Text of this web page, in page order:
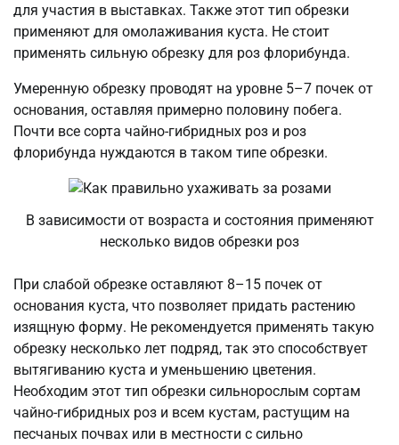
для участия в выставках. Также этот тип обрезки
применяют для омолаживания куста. Не стоит
применять сильную обрезку для роз флорибунда.
Умеренную обрезку проводят на уровне 5–7 почек от
основания, оставляя примерно половину побега.
Почти все сорта чайно-гибридных роз и роз
флорибунда нуждаются в таком типе обрезки.
В зависимости от возраста и состояния применяют
несколько видов обрезки роз
При слабой обрезке оставляют 8–15 почек от
основания куста, что позволяет придать растению
изящную форму. Не рекомендуется применять такую
обрезку несколько лет подряд, так это способствует
вытягиванию куста и уменьшению цветения.
Необходим этот тип обрезки сильнорослым сортам
чайно-гибридных роз и всем кустам, растущим на
песчаных почвах или в местности с сильно